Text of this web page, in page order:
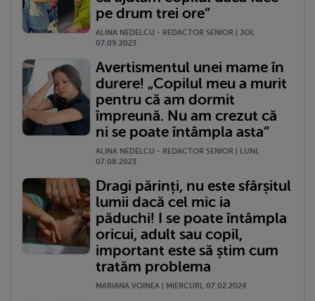
pe drum trei ore”
ALINA NEDELCU - REDACTOR SENIOR | JOI,
07.09.2023
Avertismentul unei mame în
durere! „Copilul meu a murit
pentru că am dormit
împreună. Nu am crezut că
ni se poate întâmpla asta”
ALINA NEDELCU - REDACTOR SENIOR | LUNI,
07.08.2023
Dragi părinți, nu este sfârșitul
lumii dacă cel mic ia
păduchi! I se poate întâmpla
oricui, adult sau copil,
important este să știm cum
tratăm problema
MARIANA VOINEA | MIERCURI, 07.02.2024